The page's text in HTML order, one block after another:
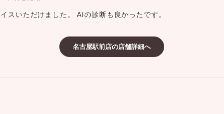
ーズサポート
予約について
スいただけました。 AIの診断も良かったです。
名古屋駅前店の店舗詳細へ